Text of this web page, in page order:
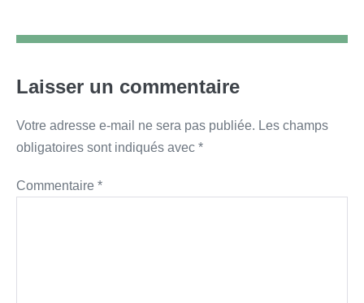
Laisser un commentaire
Votre adresse e-mail ne sera pas publiée. Les champs
obligatoires sont indiqués avec *
Commentaire *